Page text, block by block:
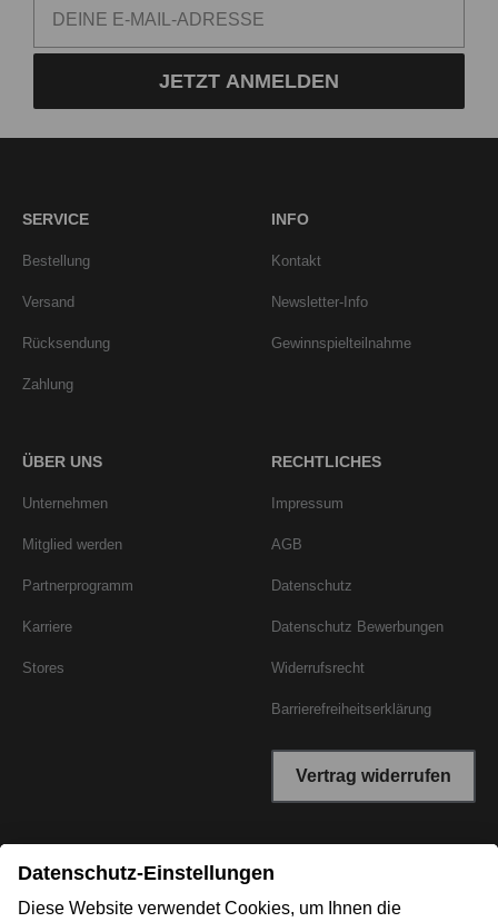
JETZT ANMELDEN
SERVICE
Bestellung
Versand
Rücksendung
Zahlung
INFO
Kontakt
Newsletter-Info
Gewinnspielteilnahme
ÜBER UNS
Unternehmen
Mitglied werden
Partnerprogramm
Karriere
Stores
RECHTLICHES
Impressum
AGB
Datenschutz
Datenschutz Bewerbungen
Widerrufsrecht
Barrierefreiheitserklärung
Vertrag widerrufen